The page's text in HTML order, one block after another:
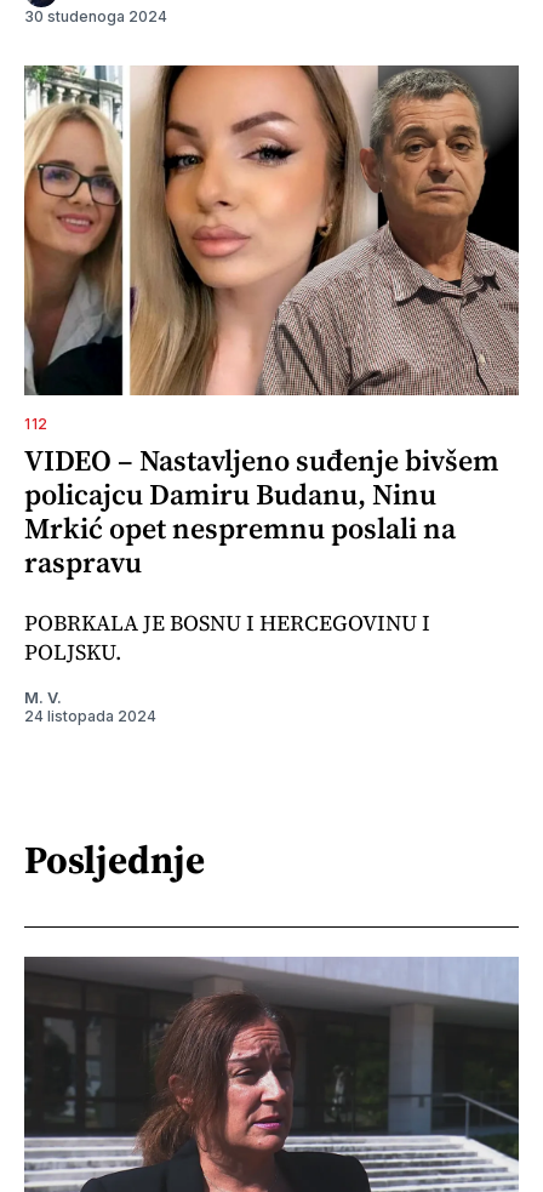
30 studenoga 2024
112
VIDEO – Nastavljeno suđenje bivšem
policajcu Damiru Budanu, Ninu
Mrkić opet nespremnu poslali na
raspravu
POBRKALA JE BOSNU I HERCEGOVINU I
POLJSKU.
M. V.
24 listopada 2024
Posljednje